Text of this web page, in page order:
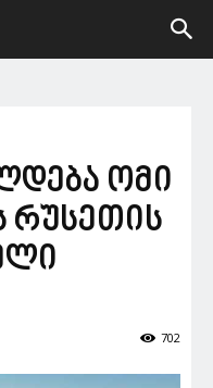
ომი
რუსეთის
702